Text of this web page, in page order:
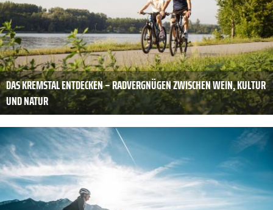
DAS KREMSTAL ENTDECKEN – RADVERGNÜGEN ZWISCHEN WEIN, KULTUR
UND NATUR